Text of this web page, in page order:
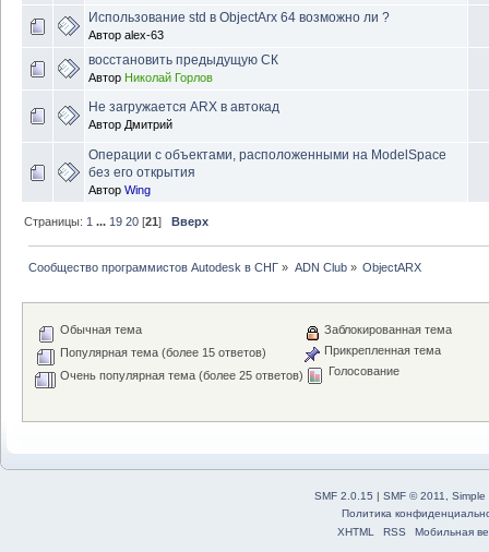
Использование std в ObjectArx 64 возможно ли ?
Автор alex-63
восстановить предыдущую СК
Автор Николай Горлов
Не загружается ARX в автокад
Автор Дмитрий
Операции с объектами, расположенными на ModelSpace
без его открытия
Автор Wing
Страницы: 1 ... 19 20 [21]Вверх
Сообщество программистов Autodesk в СНГ » ADN Club» ObjectARX
Обычная тема
Популярная тема (более 15 ответов)
Очень популярная тема (более 25 ответов)
Заблокированная тема
Прикрепленная тема
Голосование
SMF 2.0.15 | SMF © 2011
Simple
Политика
XHTML
RSS Мобильная